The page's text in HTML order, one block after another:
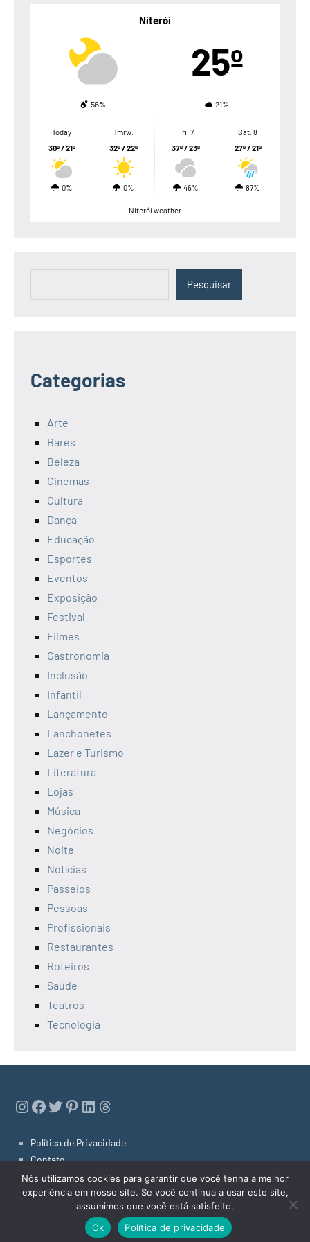
Niterói
25º
56% 21%
Today
30º / 21º
0%
Tmrw.
32º / 22º
0%
Fri. 7
37º / 23º
46%
Sat. 8
27º / 21º
87%
Niterói weather
Pesquisar
Categorias
Arte
Bares
Beleza
Cinemas
Cultura
Dança
Educação
Esportes
Eventos
Exposição
Festival
Filmes
Gastronomia
Inclusão
Infantil
Lançamento
Lanchonetes
Lazer e Turismo
Literatura
Lojas
Música
Negócios
Noite
Notícias
Passeios
Pessoas
Profissionais
Restaurantes
Roteiros
Saúde
Teatros
Tecnologia
Instagram
Facebook
Twitter
Pinterest
LinkedIn
Threads
Política de Privacidade
Contato
Links Úteis
Dicas de Niterói 2022
Tema do WordPress: Occasio by ThemeZee.
Nós utilizamos cookies para garantir que você tenha a melhor
experiência em nosso site. Se você continua a usar este site,
assumimos que você está satisfeito.
Ok
Política de privacidade